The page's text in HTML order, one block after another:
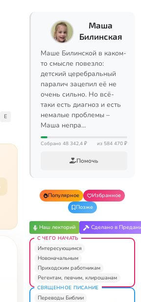
E
Маша
Билинская
Маше Билинской в каком-
то смысле повезло:
детский церебральный
паралич зацепил её не
очень сильно. Но всё-
таки есть диагноз и есть
немалые проблемы –
Маша непра…
Собрано 48 342,4 ₽ из 584 470 ₽
Помочь
Популярное
Избранное
Позже
Наш лекторий Сделано в
С ЧЕГО НАЧАТЬ
Интересующимся
Новоначальным
Приходским работникам
Регентам, певчим, клирошанам
СВЯЩЕННОЕ ПИСАНИЕ
Переводы Библии